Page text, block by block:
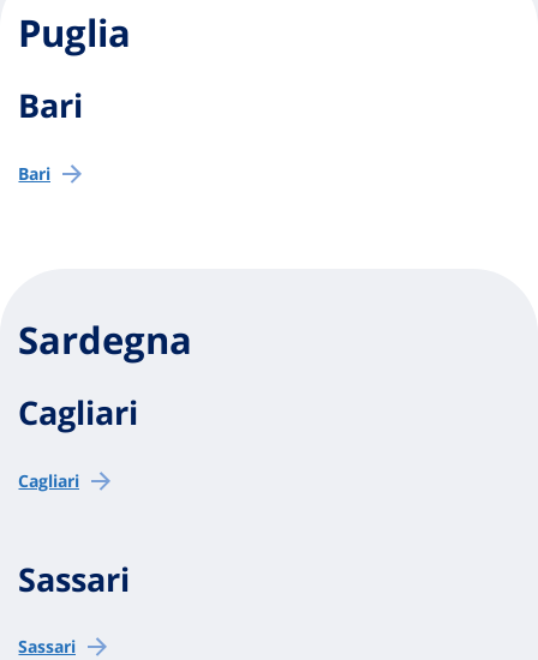
Puglia
Bari
Bari
Sardegna
Cagliari
Cagliari
Sassari
Sassari